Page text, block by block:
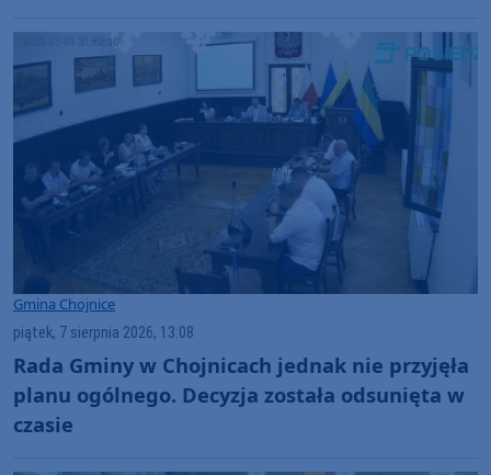
Gmina Chojnice
piątek, 7 sierpnia 2026, 13:08
Rada Gminy w Chojnicach jednak nie przyjęła
planu ogólnego. Decyzja została odsunięta w
czasie